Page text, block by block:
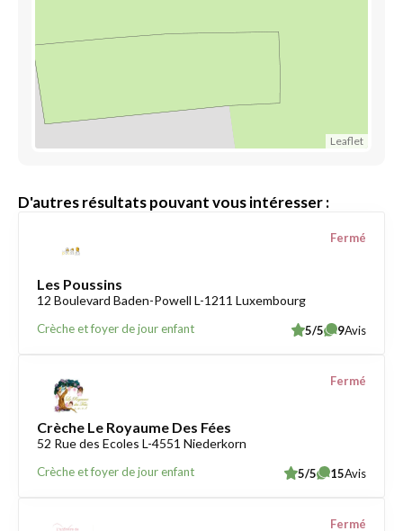
Leaflet
D'autres résultats pouvant vous intéresser :
Les Poussins
12 Boulevard Baden-Powell L-1211 Luxembourg
Crèche et foyer de jour enfant
Fermé
5/5 9Avis
Crèche Le Royaume Des Fées
52 Rue des Ecoles L-4551 Niederkorn
Crèche et foyer de jour enfant
Fermé
5/5 15Avis
Fermé